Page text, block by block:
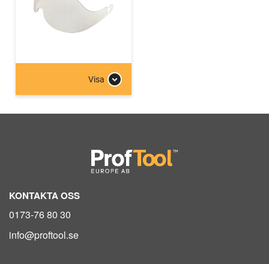
Visa
KONTAKTA OSS
0173-76 80 30
info@proftool.se